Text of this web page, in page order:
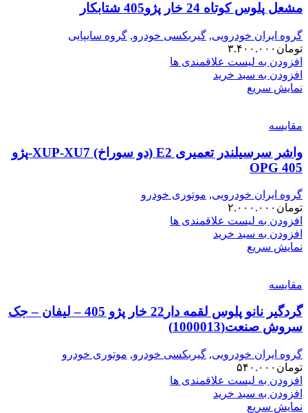
مشعل پلوس کوتاه 24 خار پژو405 شتابکار
گروه ایران خودرویی, گیربکسی خودرو, گروه سایپایی
تومان ۳.۴۰۰.۰۰۰
افزودن به لیست علاقمندی ها
افزودن به سبد خرید
نمایش سریع
مقایسه
واشر سرسیلندر تعمیری E2 (دو سوراخ) XUP-XU7-پژو
405 OPG
گروه ایران خودرویی, موتوری خودرو
تومان ۲.۰۰۰.۰۰۰
افزودن به لیست علاقمندی ها
افزودن به سبد خرید
نمایش سریع
مقایسه
گردگیر نانو پلوس لقمه دار22 خار پژو 405 – لیفان – جک
سروش صنعت(1000013)
گروه ایران خودرویی, گیربکسی خودرو, موتوری خودرو
تومان ۵۴۰.۰۰۰
افزودن به لیست علاقمندی ها
افزودن به سبد خرید
نمایش سریع